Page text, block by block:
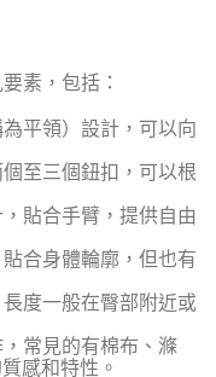
素，包括：
平領）設計，可以向
至三個鈕扣，可以根
貼合手臂，提供自由
合身體輪廓，但也有
度一般在臀部附近或
常見的有棉布、滌
感和特性。